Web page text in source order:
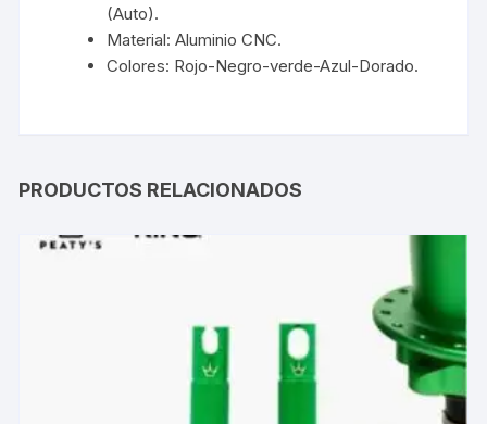
(Auto).
Material: Aluminio CNC.
Colores: Rojo-Negro-verde-Azul-Dorado.
PRODUCTOS RELACIONADOS